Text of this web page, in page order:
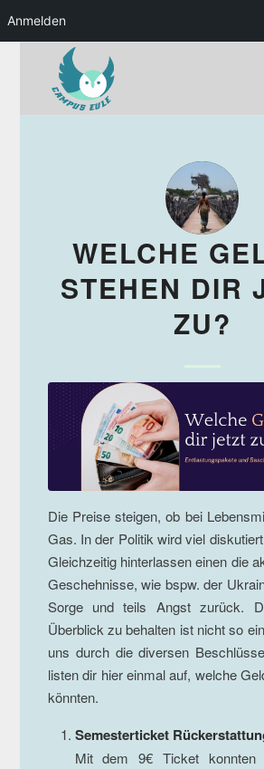
Anmelden
WELCHE
STEHEN DIR
ZU?
Die Preise steigen, ob bei
Gas. In der Politik wird viel
Gleichzeitig hinterlassen einen die
Geschehnisse, wie bspw. der
Sorge und teils Angst zurück.
Überblick zu behalten ist nicht so
uns durch die diversen
listen dir hier einmal auf, welche
könnten.
Semesterticket
Mit dem 9€ Ticket konnten